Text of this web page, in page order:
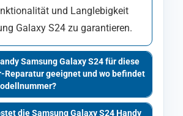
und Langlebigkeit
Galaxy S24 zu garantieren.
Samsung Galaxy S24 für diese
Reparatur geeignet und wo befindet
die Samsung Galaxy S24 Handy